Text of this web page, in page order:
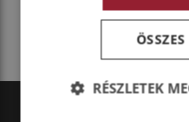
RÉSZLETEK